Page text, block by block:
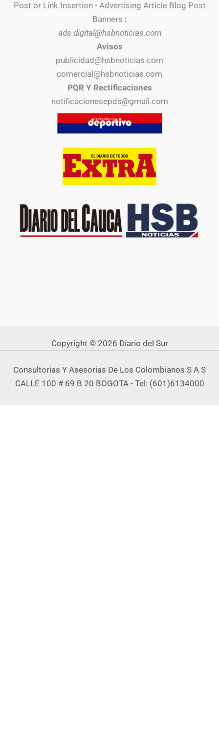
Post or Link Insertion - Advertising Article Blog Post
Banners :
ads.digital@hsbnoticias.com
Avisos
publicidad@hsbnoticias.com
comercial@hsbnoticias.com
PQR Y Rectificaciones
notificacionesepds@gmail.com
Copyright © 2026 Diario del Sur
Consultorias Y Asesorias De Los Colombianos S A S
CALLE 100 # 69 B 20 BOGOTA - Tel: (601)6134000